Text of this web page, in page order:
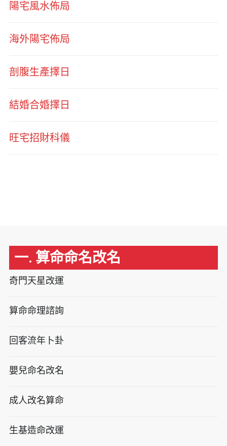
陽宅風水佈局
海外陽宅佈局
剖腹生產擇日
結婚合婚擇日
旺宅招財科儀
一. 算命命名改名
奇門天星改運
算命命理諮詢
回客流年卜卦
嬰兒命名改名
成人改名算命
生基造命改運